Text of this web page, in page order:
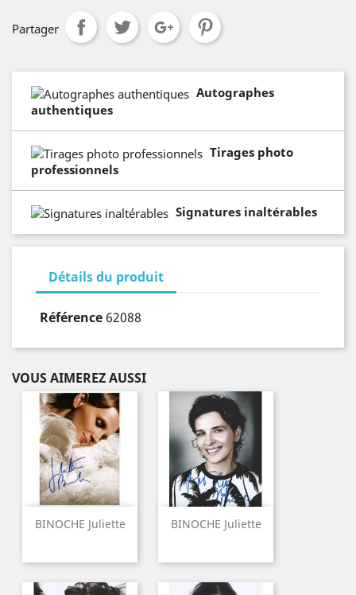
Partager
Autographes
authentiques
Tirages photo
professionnels
Signatures inaltérables
Détails du produit
Référence 62088
VOUS AIMEREZ AUSSI
BINOCHE Juliette BINOCHE Juliette